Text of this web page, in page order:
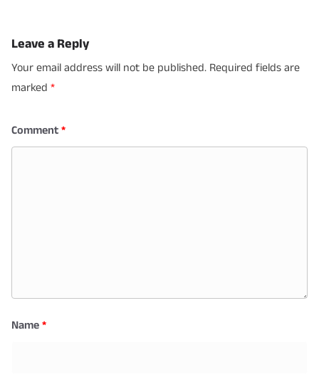
Leave a Reply
Your email address will not be published. Required fields are
marked *
Comment*
Name*